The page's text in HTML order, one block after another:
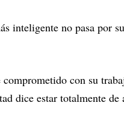
inteligente no pasa por
comprometido con su
dice estar totalmente de